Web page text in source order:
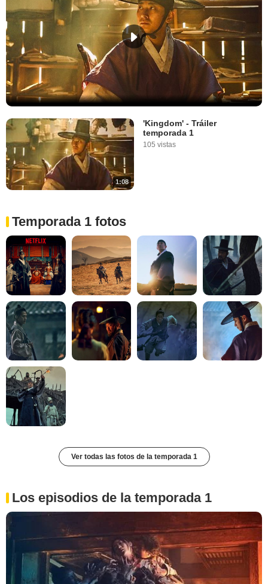
1:08
'Kingdom' - Tráiler
temporada 1
105 vistas
Temporada 1 fotos
Ver todas las fotos de la temporada 1
Los episodios de la temporada 1